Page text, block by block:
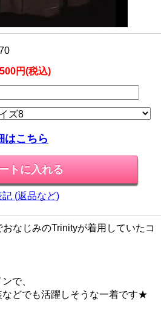
円(税込)
はこちら
(返品など)
なじみのTrinityが着用していたコ
で、
などでも活躍しそうな一着です★